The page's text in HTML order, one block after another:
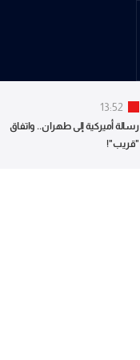
13:52
رسالة أميركية إلى طهران.. واتفاق
"قريب"!